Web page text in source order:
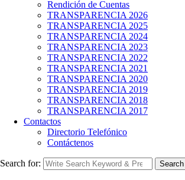
Rendición de Cuentas
TRANSPARENCIA 2026
TRANSPARENCIA 2025
TRANSPARENCIA 2024
TRANSPARENCIA 2023
TRANSPARENCIA 2022
TRANSPARENCIA 2021
TRANSPARENCIA 2020
TRANSPARENCIA 2019
TRANSPARENCIA 2018
TRANSPARENCIA 2017
Contactos
Directorio Telefónico
Contáctenos
Search for: Search